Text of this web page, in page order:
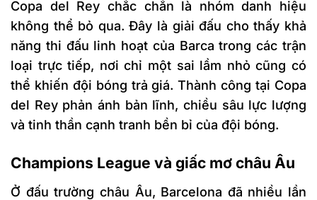
Copa del Rey chắc chắn là nhóm danh hiệu
không thể bỏ qua. Đây là giải đấu cho thấy khả
năng thi đấu linh hoạt của Barca trong các trận
loại trực tiếp, nơi chỉ một sai lầm nhỏ cũng có
thể khiến đội bóng trả giá. Thành công tại Copa
del Rey phản ánh bản lĩnh, chiều sâu lực lượng
và tinh thần cạnh tranh bền bỉ của đội bóng.
Champions League và giấc mơ châu Âu
Ở đấu trường châu Âu, Barcelona đã nhiều lần